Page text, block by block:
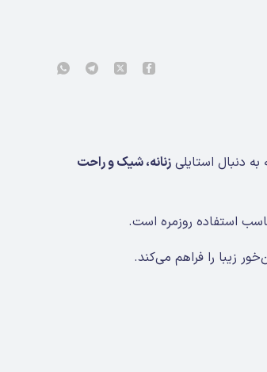
دنبال استایلی زنانه، شیک و راحت
استفاده روزمره است.
زیبا را فراهم می‌کند.